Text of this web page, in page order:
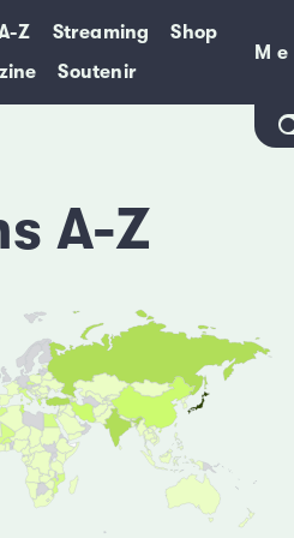
Z Streaming
Shop
Soutenir
A-Z